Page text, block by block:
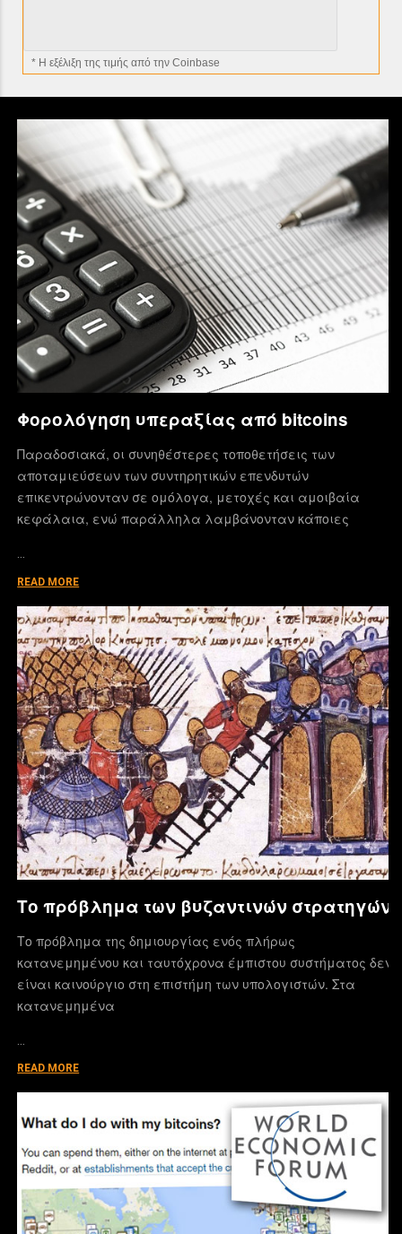
* H εξέλιξη της τιμής από την Coinbase
Φορολόγηση υπεραξίας από bitcoins
Παραδοσιακά, οι συνηθέστερες τοποθετήσεις των
αποταμιεύσεων των συντηρητικών επενδυτών
επικεντρώνονταν σε ομόλογα, μετοχές και αμοιβαία
κεφάλαια, ενώ παράλληλα λαμβάνονταν κάποιες
…
READ MORE
Το πρόβλημα των βυζαντινών στρατηγών
Το πρόβλημα της δημιουργίας ενός πλήρως
κατανεμημένου και ταυτόχρονα έμπιστου συστήματος δεν
είναι καινούργιο στη επιστήμη των υπολογιστών. Στα
κατανεμημένα
READ MORE